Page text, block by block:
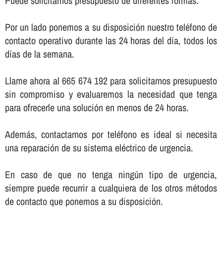
Por un lado ponemos a su disposición nuestro teléfono de
contacto operativo durante las 24 horas del dí­a, todos los
dí­as de la semana.
Llame ahora al 665 674 192 para solicitarnos presupuesto
sin compromiso y evaluaremos la necesidad que tenga
para ofrecerle una solución en menos de 24 horas.
Además, contactarnos por teléfono es ideal si necesita
una reparación de su sistema eléctrico de urgencia.
En caso de que no tenga ningún tipo de urgencia,
siempre puede recurrir a cualquiera de los otros métodos
de contacto que ponemos a su disposición.